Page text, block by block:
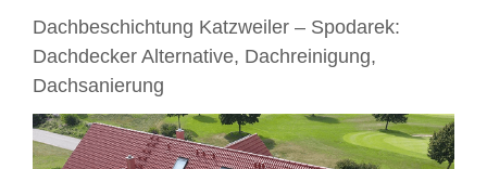
Dachbeschichtung Katzweiler – Spodarek:
Dachdecker Alternative, Dachreinigung,
Dachsanierung